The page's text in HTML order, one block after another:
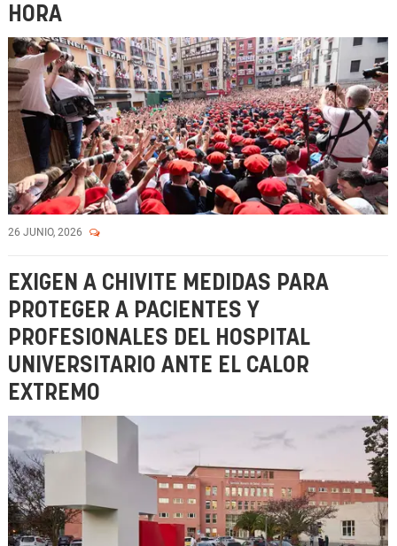
HORA
26 JUNIO, 2026
EXIGEN A CHIVITE MEDIDAS PARA
PROTEGER A PACIENTES Y
PROFESIONALES DEL HOSPITAL
UNIVERSITARIO ANTE EL CALOR
EXTREMO